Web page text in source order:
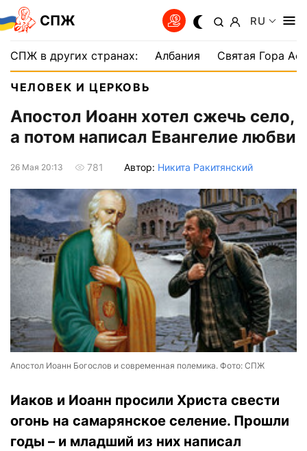
СПЖ RU
СПЖ в других странах: Албания Святая Гора
ЧЕЛОВЕК И ЦЕРКОВЬ
Апостол Иоанн хотел сжечь село,
а потом написал Евангелие любви
26 Мая 20:13 781 Автор: Никита Ракитянский
Апостол Иоанн Богослов и современная полемика. Фото: СПЖ
Иаков и Иоанн просили Христа свести
огонь на самарянское селение. Прошли
годы – и младший из них написал